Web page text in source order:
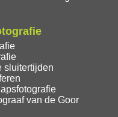
sluitertijden
van de Goor